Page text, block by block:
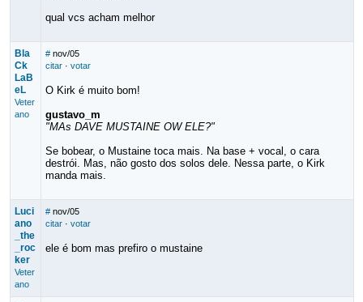
qual vcs acham melhor
Bla
Ck
LaB
eL
Veter
ano
# nov/05
citar· votar
O Kirk é muito bom!
gustavo_m
"MAs DAVE MUSTAINE OW ELE?"
Se bobear, o Mustaine toca mais. Na base + vocal, o cara
destrói. Mas, não gosto dos solos dele. Nessa parte, o Kirk
manda mais.
Luci
ano
_the
_roc
ker
Veter
ano
# nov/05
citar· votar
ele é bom mas prefiro o mustaine